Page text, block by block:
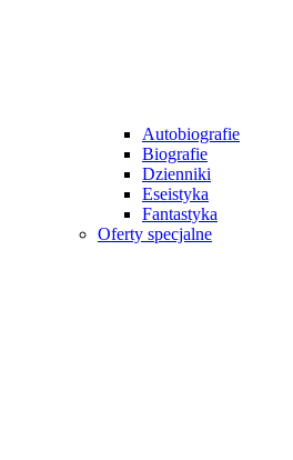
Autobiografie
Biografie
Dzienniki
Eseistyka
Fantastyka
Oferty specjalne